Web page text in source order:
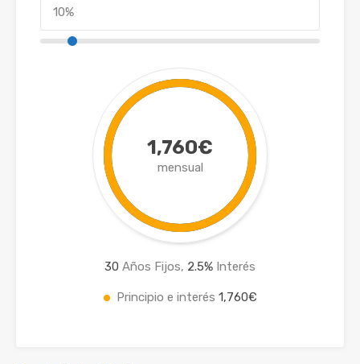
1,760€
mensual
30 Años Fijos, 2.5% Interés
Principio e interés 1,760€